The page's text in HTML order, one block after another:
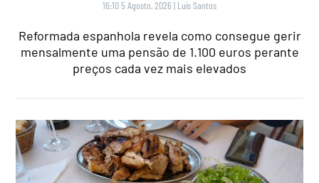
16:10 5 Agosto, 2026 | Luís Santos
Reformada espanhola revela como consegue gerir
mensalmente uma pensão de 1.100 euros perante
preços cada vez mais elevados